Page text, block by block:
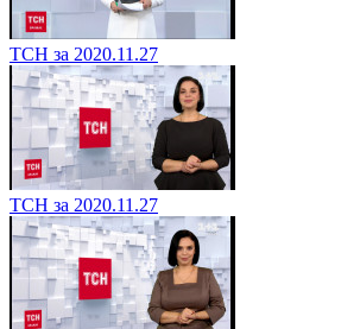
ТСН за 2020.11.27
ТСН за 2020.11.27